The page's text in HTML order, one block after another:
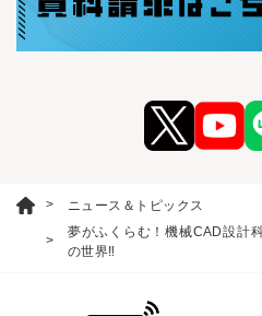
ニュース＆トピックス
夢がふくらむ！機械CAD設計
の世界‼